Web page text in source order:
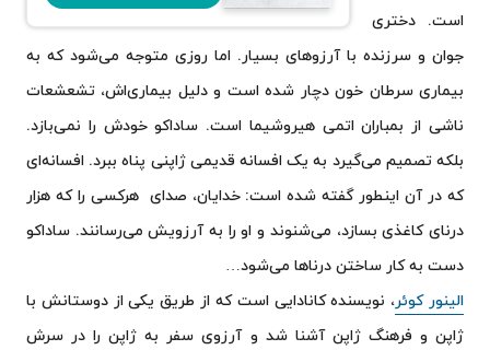
است. دختری
جوان و سرزنده با آرزوهای بسیار. اما روزی متوجه می‌شود که به
بیماری سرطان خون دچار شده است و دلیل بیماری‌اش، تشعشعات
ناشی از بمباران اتمی هیروشیما است. ساداکو خودش را نمی‌بازد.
بلکه تصمیم می‌گیرد به یک افسانه قدیمی ژاپنی پناه ببرد. افسانه‌ای
که در آن اینطور گفته شده است: خدایان، صدای هرکسی را که هزار
درنای کاغذی بسازد، می‌شنوند و او را به آرزویش می‌رسانند. ساداکو
دست به کار ساختن درناها می‌شود…
الینور کوئر، نویسنده کانادایی است که از طریق یکی از دوستانش با
ژاپن و فرهنگ ژاپن آشنا شد و آرزوی سفر به ژاپن را در سرش